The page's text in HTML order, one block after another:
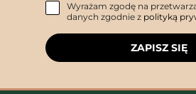
Wyrażam zgodę na
danych zgodnie z polityką
ZAPISZ SIĘ